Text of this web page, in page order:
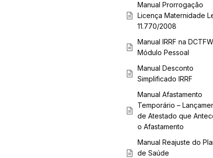
Manual Prorrogação
Licença Maternidade
11.770/2008
Manual IRRF na
Módulo Pessoal
Manual Desconto
Simplificado IRRF
Manual Afastamento
Temporário –
de Atestado que
o Afastamento
Manual Reajuste do
de Saúde